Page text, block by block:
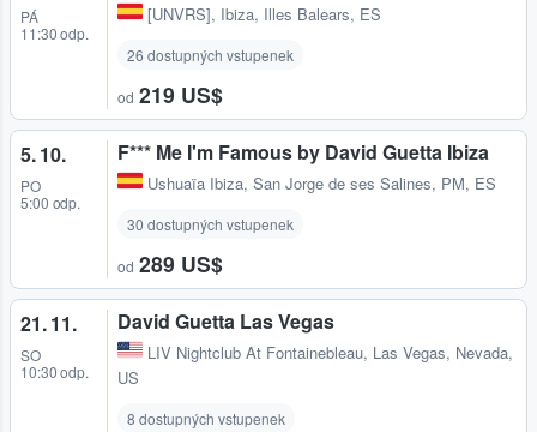
PÁ
11:30 odp.
[UNVRS], Ibiza, Illes Balears, ES
26 dostupných vstupenek
od 219 US$
5. 10.
PO
5:00 odp.
F*** Me I'm Famous by David Guetta Ibiza
Ushuaïa Ibiza, San Jorge de ses Salines, PM, ES
30 dostupných vstupenek
od 289 US$
21. 11.
SO
10:30 odp.
David Guetta Las Vegas
LIV Nightclub At Fontainebleau, Las Vegas, Nevada,
US
8 dostupných vstupenek